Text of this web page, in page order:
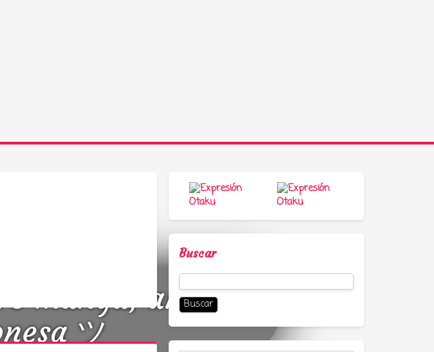
manga, anime y
ツ
Buscar
Buscar: